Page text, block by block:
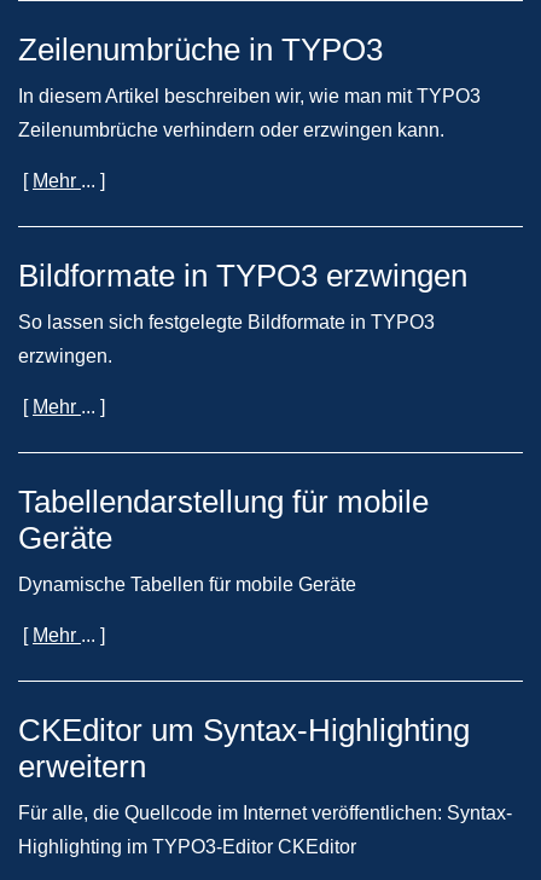
Zeilenumbrüche in TYPO3
In diesem Artikel beschreiben wir, wie man mit TYPO3
Zeilenumbrüche verhindern oder erzwingen kann.
[ Mehr ... ]
Bildformate in TYPO3 erzwingen
So lassen sich festgelegte Bildformate in TYPO3
erzwingen.
[ Mehr ... ]
Tabellendarstellung für mobile
Geräte
Dynamische Tabellen für mobile Geräte
[ Mehr ... ]
CKEditor um Syntax-Highlighting
erweitern
Für alle, die Quellcode im Internet veröffentlichen: Syntax-
Highlighting im TYPO3-Editor CKEditor